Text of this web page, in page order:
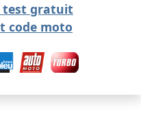
test gratuit
code moto